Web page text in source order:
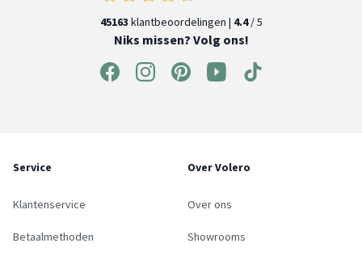
45163 klantbeoordelingen | 4.4/ 5
Niks missen? Volg ons!
Service
Klantenservice
Betaalmethoden
Over Volero
Over ons
Showrooms